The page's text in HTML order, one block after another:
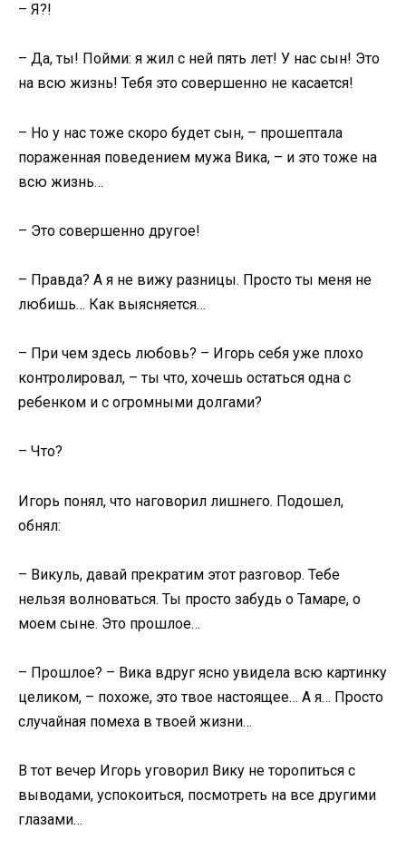
– Я?!
– Да, ты! Пойми: я жил с ней пять лет! У нас сын! Это
на всю жизнь! Тебя это совершенно не касается!
– Но у нас тоже скоро будет сын, – прошептала
пораженная поведением мужа Вика, – и это тоже на
всю жизнь…
– Это совершенно другое!
– Правда? А я не вижу разницы. Просто ты меня не
любишь… Как выясняется…
– При чем здесь любовь? – Игорь себя уже плохо
контролировал, – ты что, хочешь остаться одна с
ребенком и с огромными долгами?
– Что?
Игорь понял, что наговорил лишнего. Подошел,
обнял:
– Викуль, давай прекратим этот разговор. Тебе
нельзя волноваться. Ты просто забудь о Тамаре, о
моем сыне. Это прошлое…
– Прошлое? – Вика вдруг ясно увидела всю картинку
целиком, – похоже, это твое настоящее… А я… Просто
случайная помеха в твоей жизни…
В тот вечер Игорь уговорил Вику не торопиться с
выводами, успокоиться, посмотреть на все другими
глазами…